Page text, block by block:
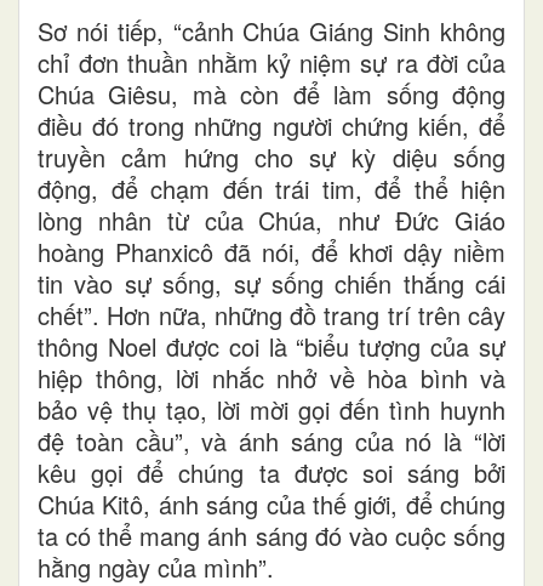
Sơ nói tiếp, “cảnh Chúa Giáng Sinh không
chỉ đơn thuần nhằm kỷ niệm sự ra đời của
Chúa Giêsu, mà còn để làm sống động
điều đó trong những người chứng kiến, để
truyền cảm hứng cho sự kỳ diệu sống
động, để chạm đến trái tim, để thể hiện
lòng nhân từ của Chúa, như Đức Giáo
hoàng Phanxicô đã nói, để khơi dậy niềm
tin vào sự sống, sự sống chiến thắng cái
chết”. Hơn nữa, những đồ trang trí trên cây
thông Noel được coi là “biểu tượng của sự
hiệp thông, lời nhắc nhở về hòa bình và
bảo vệ thụ tạo, lời mời gọi đến tình huynh
đệ toàn cầu”, và ánh sáng của nó là “lời
kêu gọi để chúng ta được soi sáng bởi
Chúa Kitô, ánh sáng của thế giới, để chúng
ta có thể mang ánh sáng đó vào cuộc sống
hằng ngày của mình”.